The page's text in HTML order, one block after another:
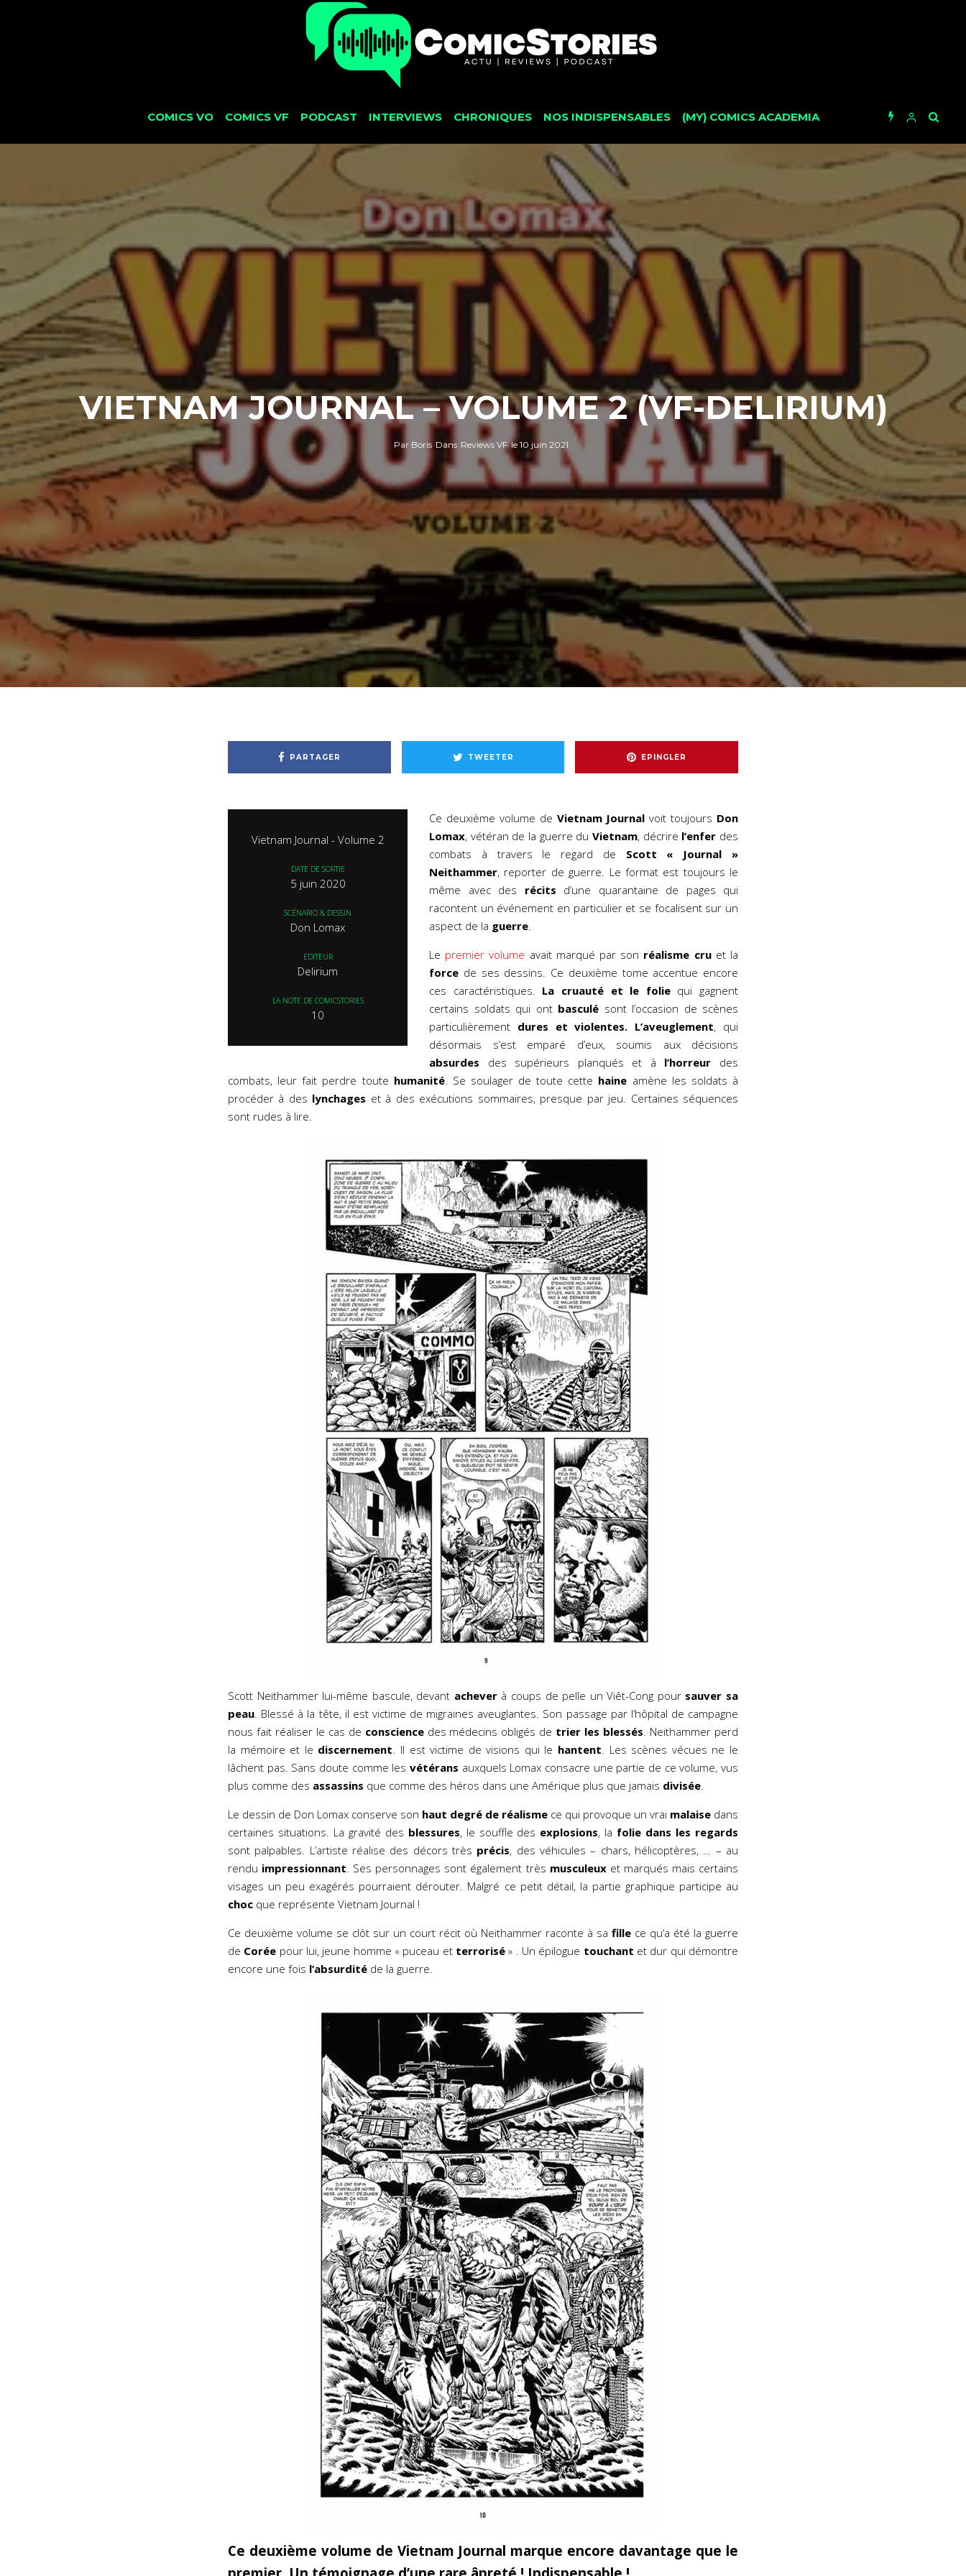
COMICS VO COMICS VF PODCAST INTERVIEWS CHRONIQUES NOS INDISPENSABLES (MY) COMICS ACADEMIA
VIETNAM JOURNAL – VOLUME 2 (VF-DELIRIUM)
Par Boris Dans Reviews VF le 10 juin 2021
PARTAGER TWEETER EPINGLER
Vietnam Journal - Volume 2
DATE DE SORTIE
5 juin 2020
SCÉNARIO & DESSIN
Don Lomax
EDITEUR
Delirium
LA NOTE DE COMICSTORIES
10
Ce deuxième volume de Vietnam Journal voit toujours Don
Lomax, vétéran de la guerre du Vietnam, décrire l’enfer des
combats à travers le regard de Scott « Journal »
Neithammer, reporter de guerre. Le format est toujours le
même avec des récits d’une quarantaine de pages qui
racontent un événement en particulier et se focalisent sur un
aspect de la guerre.
Le premier volume avait marqué par son réalisme cruet la
force de ses dessins. Ce deuxième tome accentue encore
ces caractéristiques. La cruauté et le foliequi gagnent
certains soldats qui ont basculé sont l’occasion de scènes
particulièrement dures et violentes. L’aveuglement, qui
désormais s’est emparé d’eux, soumis aux décisions
absurdes des supérieurs planqués et à l’horreur des
combats, leur fait perdre toute humanité. Se soulager de toute cette haine amène les soldats à
procéder à des lynchages et à des exécutions sommaires, presque par jeu. Certaines séquences
sont rudes à lire.
Scott Neithammer lui-même bascule, devant acheverà coups de pelle un Viêt-Cong pour sauver sa
peau. Blessé à la tête, il est victime de migraines aveuglantes. Son passage par l’hôpital de campagne
nous fait réaliser le cas de consciencedes médecins obligés de trier les blessés. Neithammer perd
la mémoire et le discernement. Il est victime de visions qui le hantent. Les scènes vécues ne le
lâchent pas. Sans doute comme les vétérans auxquels Lomax consacre une partie de ce volume, vus
plus comme des assassins que comme des héros dans une Amérique plus que jamais divisée.
Le dessin de Don Lomax conserve son haut degré de réalisme ce qui provoque un vrai malaise dans
certaines situations. La gravité des blessures, le souffle des explosions, la folie dans les regards
sont palpables. L’artiste réalise des décors très précis, des véhicules – chars, hélicoptères, … – au
rendu impressionnant. Ses personnages sont également très musculeuxet marqués mais certains
visages un peu exagérés pourraient dérouter. Malgré ce petit détail, la partie graphique participe au
choc que représente Vietnam Journal !
Ce deuxième volume se clôt sur un court récit où Neithammer raconte à sa fille ce qu’a été la guerre
de Corée pour lui, jeune homme « puceau et terrorisé » . Un épilogue touchant et dur qui démontre
encore une fois l’absurdité de la guerre.
Ce deuxième volume de Vietnam Journal marque encore davantage que le